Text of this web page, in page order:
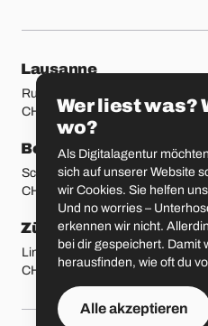
unsere
Lausanne
Rue Etraz 4
CH-1003 Lausanne
Bern
Schmiedenplatz 5
CH-3011 Bern
Zürich
Limmatstrasse 183
CH-8005 Zürich
Wer liest was?
wo?
Als Digitalagentur
sich auf unserer Website
wir Cookies. Sie helfen
Und no worries –
erkennen wir nicht.
bei dir gespeichert. Damit
herausfinden, wie oft du
Alle akzeptieren